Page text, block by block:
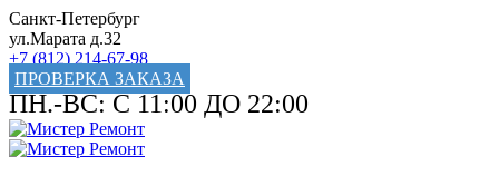
Санкт-Петербург
ул.Марата д.32
+7 (812) 214-67-98
ПРОВЕРКА ЗАКАЗА
ПН.-ВС: С 11:00 ДО 22:00